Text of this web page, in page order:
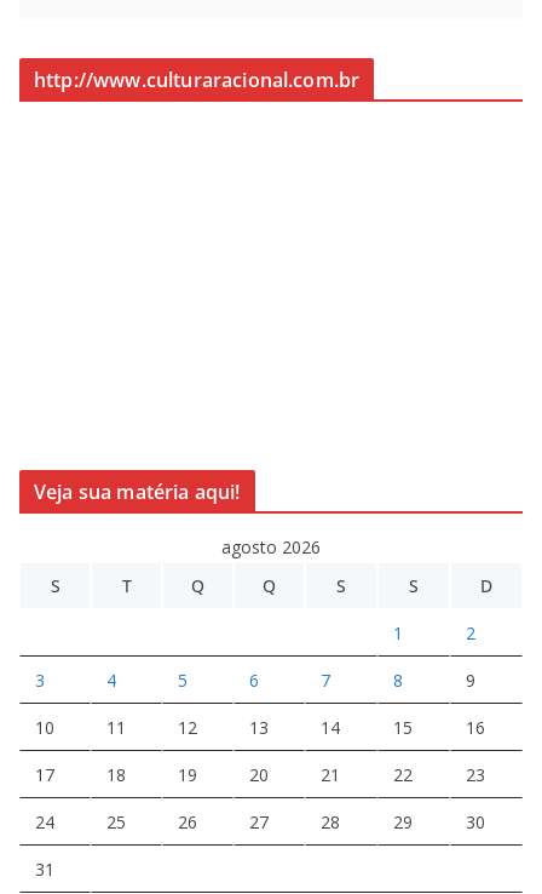
http://www.culturaracional.com.br
Veja sua matéria aqui!
agosto 2026
S
T Q Q S S D
1 2
3 4 5 6 7 8 9
10 11 12 13 14 15 16
17 18 19 20 21 22 23
24 25 26 27 28 29 30
31